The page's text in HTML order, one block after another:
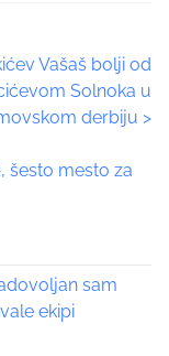
Vašaš bolji od
Solnoka u
derbiju >
šesto mesto za
sam
ekipi